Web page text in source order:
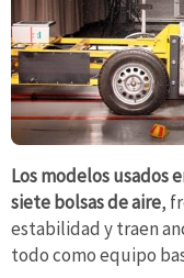
Los modelos usados
siete bolsas de aire,
estabilidad y traen
todo como equipo